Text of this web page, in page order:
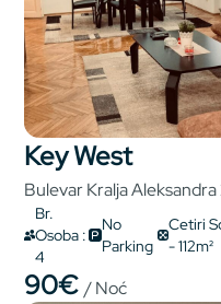
Key West
Bulevar Kralja Aleksandra
Br.
Osoba :
4
No
Parking
Cetiri
- 112m²
90€/ Noć